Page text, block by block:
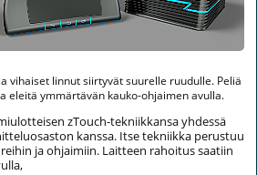
vihaiset linnut siirtyvät suurelle ruudulle. Peliä
eleitä ymmärtävän kauko-ohjaimen avulla.
zTouch-tekniikkansa yhdessä
kanssa. Itse tekniikka perustuu
ja ohjaimiin. Laitteen rahoitus saatiin